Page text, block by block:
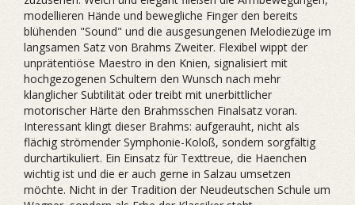
modellieren Hände und bewegliche Finger den bereits
blühenden "Sound" und die ausgesungenen Melodiezüge im
langsamen Satz von Brahms Zweiter. Flexibel wippt der
unprätentiöse Maestro in den Knien, signalisiert mit
hochgezogenen Schultern den Wunsch nach mehr
klanglicher Subtilität oder treibt mit unerbittlicher
motorischer Härte den Brahmsschen Finalsatz voran.
Interessant klingt dieser Brahms: aufgerauht, nicht als
flächig strömender Symphonie-Koloß, sondern sorgfältig
durchartikuliert. Ein Einsatz für Texttreue, die Haenchen
wichtig ist und die er auch gerne in Salzau umsetzen
möchte. Nicht in der Tradition der Neudeutschen Schule um